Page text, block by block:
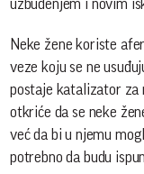
uzbuđenjem i novim
Neke žene koriste
veze koju se ne
postaje katalizator za
otkriće da se neke
već da bi u njemu
potrebno da budu